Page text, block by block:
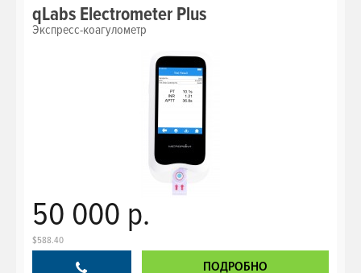
qLabs Electrometer Plus
Экспресс-коагулометр
50 000 р.
$588.40
ПОДРОБНО